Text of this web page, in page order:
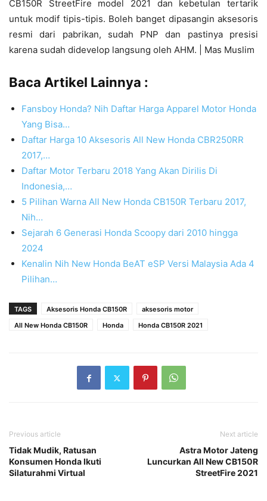
CB150R StreetFire model 2021 dan kebetulan tertarik
untuk modif tipis-tipis. Boleh banget dipasangin aksesoris
resmi dari pabrikan, sudah PNP dan pastinya presisi
karena sudah didevelop langsung oleh AHM. | Mas Muslim
Baca Artikel Lainnya :
Fansboy Honda? Nih Daftar Harga Apparel Motor Honda
Yang Bisa…
Daftar Harga 10 Aksesoris All New Honda CBR250RR
2017,…
Daftar Motor Terbaru 2018 Yang Akan Dirilis Di
Indonesia,…
5 Pilihan Warna All New Honda CB150R Terbaru 2017,
Nih…
Sejarah 6 Generasi Honda Scoopy dari 2010 hingga
2024
Kenalin Nih New Honda BeAT eSP Versi Malaysia Ada 4
Pilihan…
TAGS Aksesoris Honda CB150R
aksesoris motor
All New Honda CB150R
Honda Honda CB150R 2021
Previous article
Tidak Mudik, Ratusan
Konsumen Honda Ikuti
Silaturahmi Virtual
Next article
Astra Motor Jateng
Luncurkan All New CB150R
StreetFire 2021